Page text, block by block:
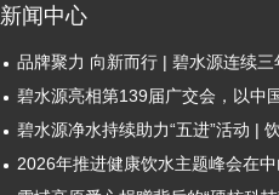
新闻中心
碧水源亮相第139届广交会，以中